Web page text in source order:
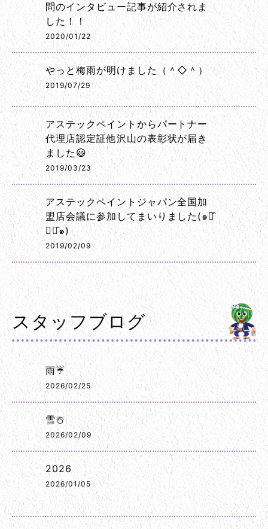
問のインタビュー記事が紹介されま
した！！
2020/01/22
やっと梅雨が明けました（＾◇＾）
2019/07/29
アステックペイントからパートナー
代理店認定証他沢山の表彰状が届き
ました😃
2019/03/23
アステックペイントジャパン全国加
盟店会議に参加してまいりました(๑･̑
◡･̑๑)
2019/02/09
スタッフブログ
雨☔
2026/02/25
雪☃️
2026/02/09
2026
2026/01/05